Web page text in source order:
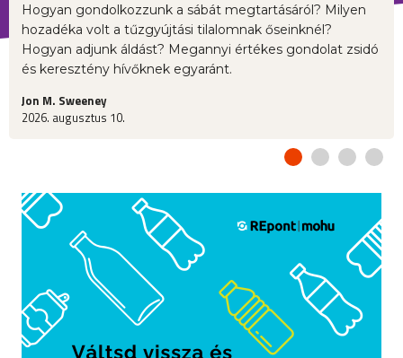
Hogyan gondolkozzunk a sábát megtartásáról? Milyen
hozadéka volt a tűzgyújtási tilalomnak őseinknél?
Hogyan adjunk áldást? Megannyi értékes gondolat zsidó
és keresztény hívőknek egyaránt.
Jon M. Sweeney
2026. augusztus 10.